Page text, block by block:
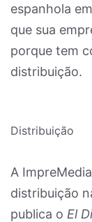
espanhola
que sua
porque tem
distribuição.
Distribuição
A
distribuição
publica o El